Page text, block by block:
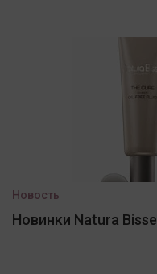
Новость
Новинки Natura Bisse